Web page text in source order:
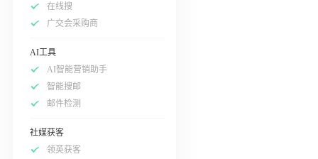
在线搜
广交会采购商
AI工具
AI智能营销助手
智能搜邮
邮件检测
社媒获客
领英获客